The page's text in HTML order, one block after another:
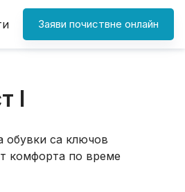
Заяви почиствне онлайн
I
обувки са ключов
комфорта по време